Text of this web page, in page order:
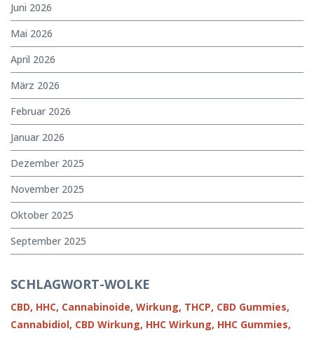
Juni 2026
Mai 2026
April 2026
März 2026
Februar 2026
Januar 2026
Dezember 2025
November 2025
Oktober 2025
September 2025
SCHLAGWORT-WOLKE
CBD, HHC, Cannabinoide, Wirkung, THCP, CBD Gummies,
Cannabidiol, CBD Wirkung, HHC Wirkung, HHC Gummies,